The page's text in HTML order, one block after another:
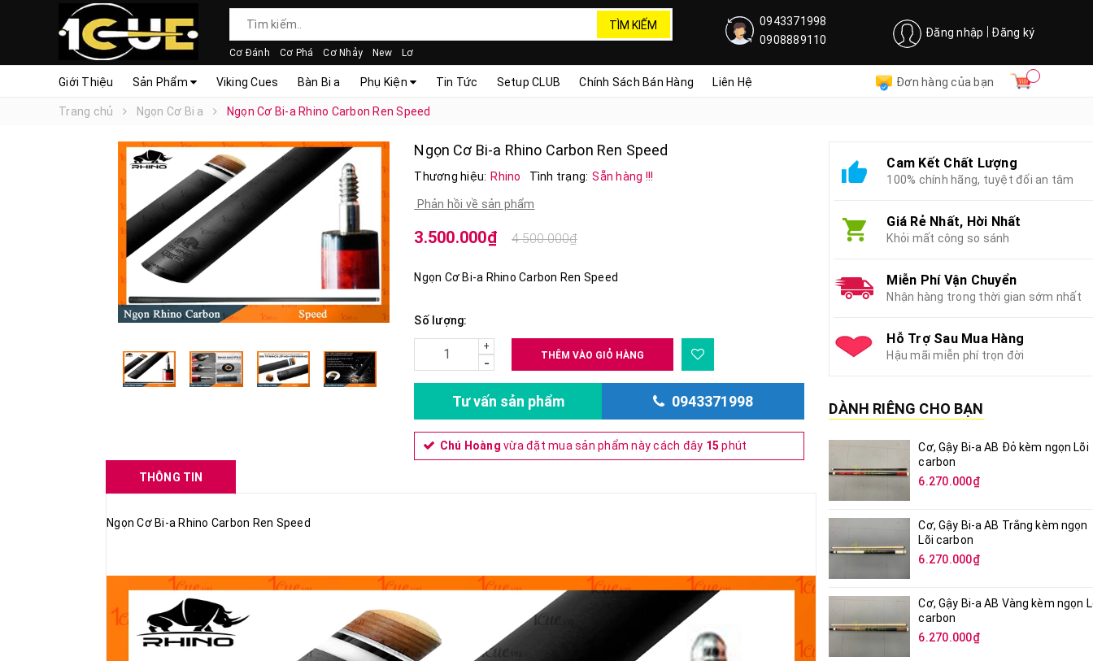
TÌM KIẾM
Cơ Đánh Cơ Phá Cơ Nhảy New Lơ
Đăng nhập Đăng ký
0943371998
0908889110
Giới Thiệu Sản Phẩm Viking Cues Bàn Bi a Phụ Kiện Tin Tức Setup CLUB Chính Sách Bán Hàng Liên Hệ Đơn hàng của bạn
Trang chủ Ngọn Cơ Bi a Ngọn Cơ Bi-a Rhino Carbon Ren Speed
Ngọn Cơ Bi-a Rhino Carbon Ren Speed
Thương hiệu: Rhino Tình trạng: Sẵn hàng !!!
Phản hồi về sản phẩm
3.500.000₫ 4.500.000₫
Ngọn Cơ Bi-a Rhino Carbon Ren Speed
Số lượng:
+
- THÊM VÀO GIỎ HÀNG
Tư vấn sản phẩm 0943371998
Chú Hoàng vừa đặt mua sản phẩm này cách đây 15 phút
THÔNG TIN
Ngọn Cơ Bi-a Rhino Carbon Ren Speed
Cam Kết Chất Lượng
100% chính hãng, tuyệt đối an tâm
Giá Rẻ Nhất, Hời Nhất
Khỏi mất công so sánh
Miễn Phí Vận Chuyển
Nhận hàng trong thời gian sớm nhất
Hỗ Trợ Sau Mua Hàng
Hậu mãi miễn phí trọn đời
DÀNH RIÊNG CHO BẠN
Cơ, Gậy Bi-a AB Đỏ kèm ngọn Lõi
carbon
6.270.000₫
Cơ, Gậy Bi-a AB Trắng kèm ngọn
Lõi carbon
6.270.000₫
Cơ, Gậy Bi-a AB Vàng kèm ngọn
carbon
6.270.000₫